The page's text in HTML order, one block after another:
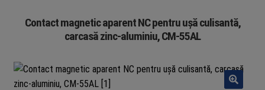
Contact magnetic aparent NC pentru ușă culisantă,
carcasă zinc-aluminiu, CM-55AL